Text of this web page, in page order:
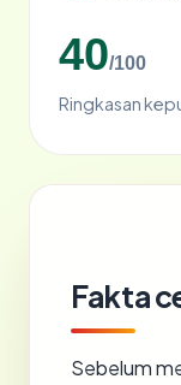
40/100
Ringkasan
Fakta
Sebelum